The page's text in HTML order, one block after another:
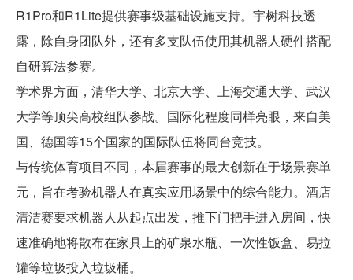
R1Pro和R1Lite提供赛事级基础设施支持。宇树科技透
露，除自身团队外，还有多支队伍使用其机器人硬件搭配
自研算法参赛。
学术界方面，清华大学、北京大学、上海交通大学、武汉
大学等顶尖高校组队参战。国际化程度同样亮眼，来自美
国、德国等15个国家的国际队伍将同台竞技。
与传统体育项目不同，本届赛事的最大创新在于场景赛单
元，旨在考验机器人在真实应用场景中的综合能力。酒店
清洁赛要求机器人从起点出发，推下门把手进入房间，快
速准确地将散布在家具上的矿泉水瓶、一次性饭盒、易拉
罐等垃圾投入垃圾桶。